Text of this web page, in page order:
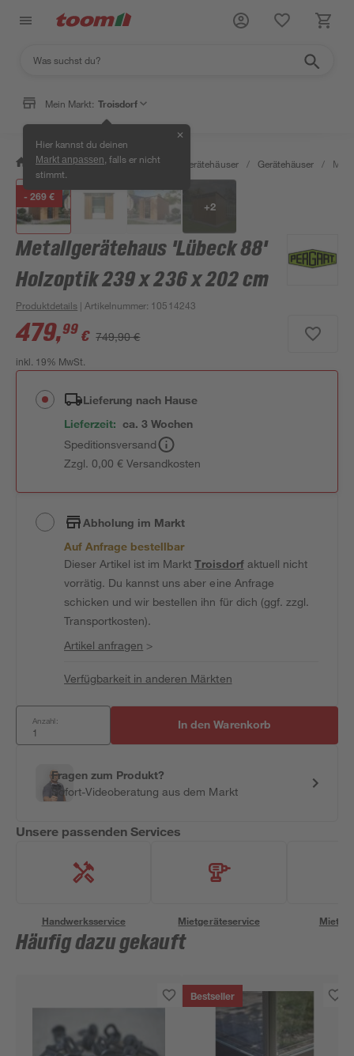
Mein Markt: Troisdorf
Hier kannst du deinen
Markt anpassen , falls er nicht
stimmt.
✕
/ Garten & Freizeit / Garten- & Gerätehäuser / Gerätehäuser /
- 269 €
+2
Metallgerätehaus 'Lübeck 88'
Holzoptik 239 x 236 x 202 cm
Produktdetails | Artikelnummer: 10514243
479,99 € 749,90 €
inkl. 19% MwSt.
Lieferung nach Hause
Lieferzeit: ca. 3 Wochen
Speditionsversand
Zzgl. 0,00 € Versandkosten
Abholung im Markt
Auf Anfrage bestellbar
Dieser Artikel ist im MarktTroisdorfaktuell nicht
vorrätig. Du kannst uns aber eine Anfrage
schicken und wir bestellen ihn für dich (ggf. zzgl.
Transportkosten).
Artikel anfragen >
Verfügbarkeit in anderen Märkten
Anzahl: In den Warenkorb
Fragen zum Produkt?
Sofort-Videoberatung aus dem Markt
Unsere passenden Services
Handwerksservice Mietgeräteservice
Häufig dazu gekauft
Bestseller